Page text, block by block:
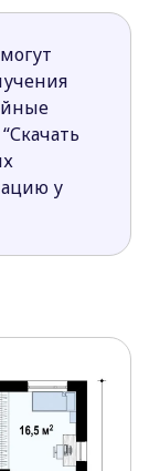
разгрузку
(из дневной
дома)
Это дает
закатом с
и
и
Z500.
у